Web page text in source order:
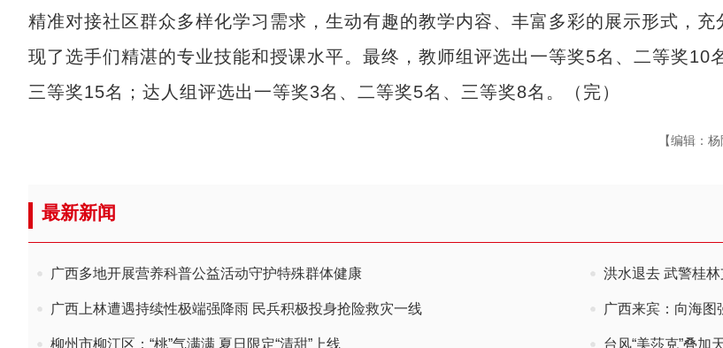
精准对接社区群众多样化学习需求，生动有趣的教学内容、丰富多彩的展示形式，充
现了选手们精湛的专业技能和授课水平。最终，教师组评选出一等奖5名、二等奖10
三等奖15名；达人组评选出一等奖3名、二等奖5名、三等奖8名。（完）
【编辑：杨
最新新闻
广西多地开展营养科普公益活动守护特殊群体健康 洪水退去 武警桂
广西上林遭遇持续性极端强降雨 民兵积极投身抢险救灾一线 广西来宾：向海图
柳州市柳江区：“桃”气满满 夏日限定“清甜”上线 台风“美莎克”叠加